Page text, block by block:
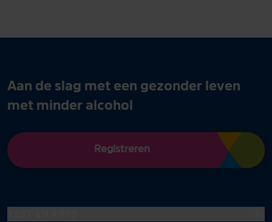
Aan de slag met een gezonder leven
met minder alcohol
Registreren